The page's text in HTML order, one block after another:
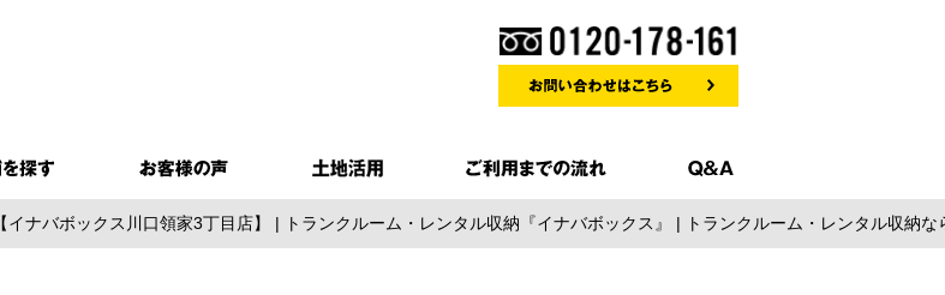
【イナバボックス川口領家3丁目店】 | トランクルーム・レンタル収納『イナバボックス』 | トランクルーム・レンタル収納な